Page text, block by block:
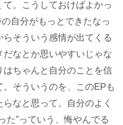
。こうしておけばよかっ
自分がもっとできたなっ
そういう感情が出てくる
なとか思いやすいじゃな
ちゃんと自分のことを信
そういうのを、このEPも
なと思って。自分のよく
た"っていう、悔やんでる